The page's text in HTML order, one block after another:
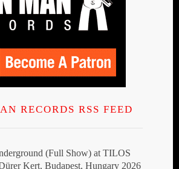
RECORDS RSS FEED
(Full Show) at TILOS
Kert, Budapest, Hungary 2026